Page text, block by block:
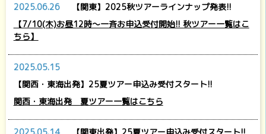
2025.06.26
【関東】2025秋ツアーラインナップ発表!!
【7/10(木)お昼12時～一斉お申込受付開始!! 秋ツアー一覧はこ
ちら】
2025.05.15
【関西・東海出発】25夏ツアー申込み受付スタート!!
関西・東海出発 夏ツアー一覧はこちら